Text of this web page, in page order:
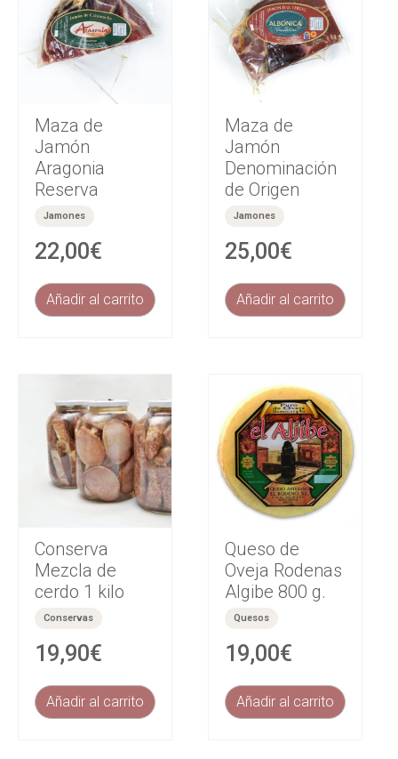
Maza de
Jamón
Aragonia
Reserva
Jamones
22,00€
Añadir al carrito
Maza de
Jamón
Denominación
de Origen
Jamones
25,00€
Añadir al carrito
Conserva
Mezcla de
cerdo 1 kilo
Conservas
19,90€
Añadir al carrito
Queso de
Oveja Rodenas
Algibe 800 g.
Quesos
19,00€
Añadir al carrito